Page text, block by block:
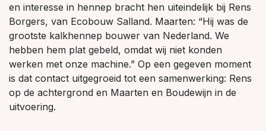
en interesse in hennep bracht hen uiteindelijk bij Rens
Borgers, van Ecobouw Salland. Maarten: “Hij was de
grootste kalkhennep bouwer van Nederland. We
hebben hem plat gebeld, omdat wij niet konden
werken met onze machine.” Op een gegeven moment
is dat contact uitgegroeid tot een samenwerking: Rens
op de achtergrond en Maarten en Boudewijn in de
uitvoering.